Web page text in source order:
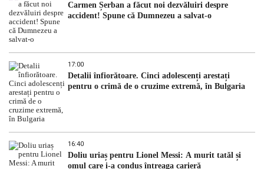
Carmen Șerban a făcut noi dezvăluiri despre
accident! Spune că Dumnezeu a salvat-o
17:00
Detalii înfiorătoare. Cinci adolescenți arestați
pentru o crimă de o cruzime extremă, în Bulgaria
16:40
Doliu uriaș pentru Lionel Messi: A murit tatăl și
omul care i-a condus întreaga carieră